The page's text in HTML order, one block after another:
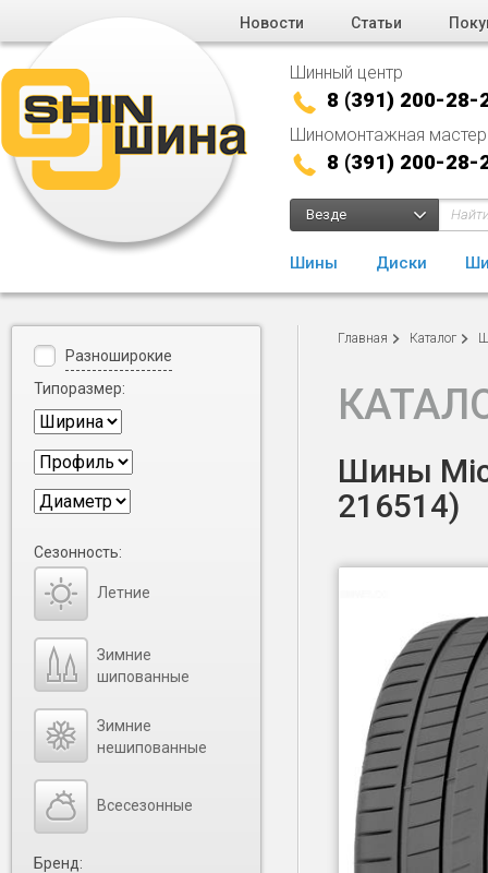
Новости Статьи
Шинный центр
8 (391) 200-28-
Шиномонтажная
8 (391) 200-28-
Везде
Шины Диски
Главная Каталог
Шины
216514)
Разноширокие
Типоразмер:
Сезонность:
Летние
Зимние
шипованные
Зимние
нешипованные
Всесезонные
Бренд: